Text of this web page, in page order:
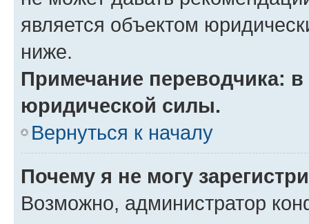
является объектом
ниже.
Примечание переводчика:
юридической силы.
Вернуться к началу
Почему я не могу
Возможно, администратор